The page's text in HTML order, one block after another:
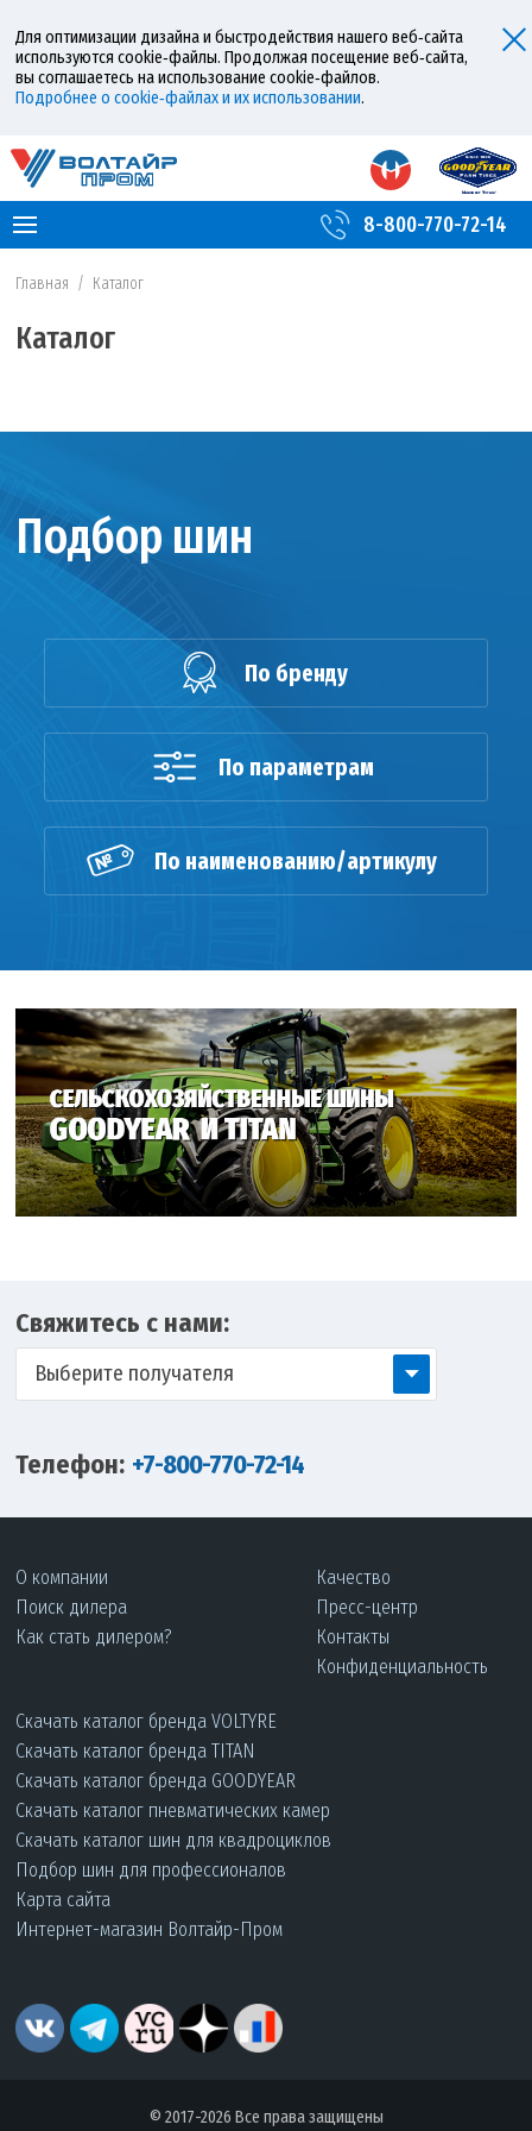
Для оптимизации дизайна и быстродействия нашего веб‑сайта
используются cookie‑файлы. Продолжая посещение веб‑сайта,
вы соглашаетесь на использование cookie‑файлов.
Подробнее о cookie‑файлах и их использовании.
8-800-770-72-14
Главная / Каталог
Каталог
Подбор шин
По бренду
По параметрам
По наименованию/артикулу
Свяжитесь с нами:
Выберите получателя
Телефон: +7-800-770-72-14
О компании
Поиск дилера
Как стать дилером?
Качество
Пресс-центр
Контакты
Конфиденциальность
Скачать каталог бренда VOLTYRE
Скачать каталог бренда TITAN
Скачать каталог бренда GOODYEAR
Скачать каталог пневматических камер
Скачать каталог шин для квадроциклов
Подбор шин для профессионалов
Карта сайта
Интернет-магазин Волтайр-Пром
© 2017-2026 Все права защищены